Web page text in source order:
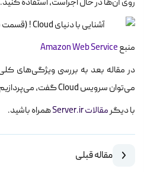
روی آن‌ها در حال اجراست، استفاده کنید.
منبعAmazon Web Service
می‌توان سرویس Cloud گفت، می‌پردازیم.
با دیگرمقالات Server.ir همراه باشید.
مقاله قبلی